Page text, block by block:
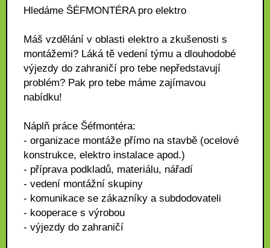
Hledáme ŠÉFMONTÉRA pro elektro
Máš vzdělání v oblasti elektro a zkušenosti s
montážemi? Láká tě vedení týmu a dlouhodobé
výjezdy do zahraničí pro tebe nepředstavují
problém? Pak pro tebe máme zajímavou
nabídku!
Náplň práce Šéfmontéra:
- organizace montáže přímo na stavbě (ocelové
konstrukce, elektro instalace apod.)
- příprava podkladů, materiálu, nářadí
- vedení montážní skupiny
- komunikace se zákazníky a subdodovateli
- kooperace s výrobou
- výjezdy do zahraničí